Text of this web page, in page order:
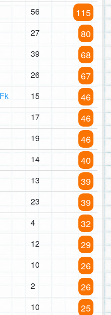
56 115
27 80
39 68
26 67
15 46
17 46
19 46
14 40
13 39
23 39
4 32
12 29
10 26
2 26
10 25